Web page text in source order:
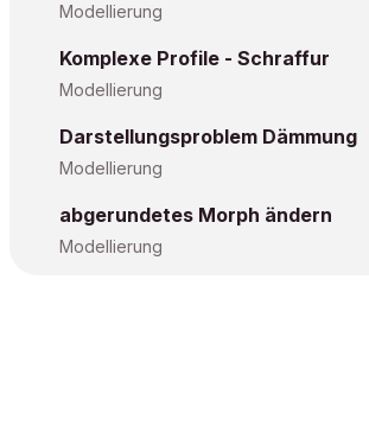
Modellierung
Komplexe Profile - Schraffur
Modellierung
Darstellungsproblem Dämmung
Modellierung
abgerundetes Morph ändern
Modellierung